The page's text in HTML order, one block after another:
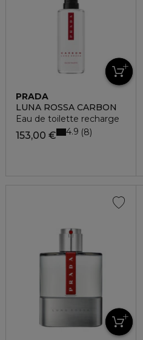
PRADA
LUNA ROSSA CARBON
Eau de toilette recharge
153,00 € 4.9 8